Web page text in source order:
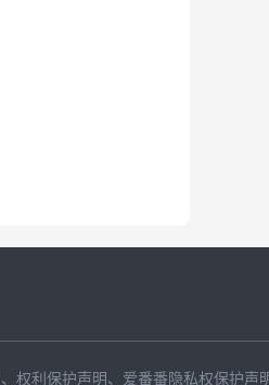
、 权利保护声明 、 爱番番隐私权保护声